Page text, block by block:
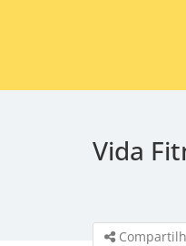
Vida